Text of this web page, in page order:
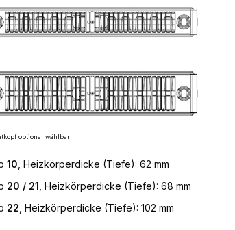
optional wählbar
10 , Heizkörperdicke (Tiefe): 62 mm
20 / 21 , Heizkörperdicke (Tiefe): 68 mm
22 , Heizkörperdicke (Tiefe): 102 mm